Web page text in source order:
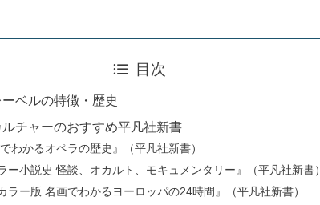
目次
ベルの特徴・歴史
チャーのおすすめ平凡社新書
わかるオペラの歴史』（平凡社新書）
ー小説史 怪談、オカルト、モキュメンタリー』（平凡社新書）
ラー版 名画でわかるヨーロッパの24時間』（平凡社新書）